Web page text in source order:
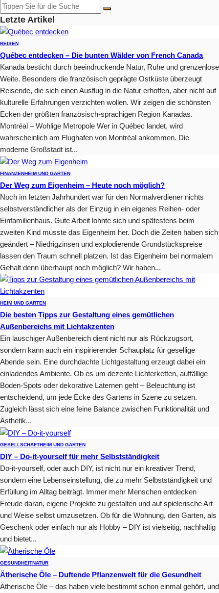
Letzte Artikel
REISEN
Québec entdecken – Die bunten Wälder von French Canada
Kanada besticht durch beeindruckende Natur, Ruhe und grenzenlose
Weite. Besonders die französisch geprägte Ostküste überzeugt
Reisende, die sich einen Ausflug in die Natur erhoffen, aber nicht auf
kulturelle Erfahrungen verzichten wollen. Wir zeigen die schönsten
Ecken der größten französisch-sprachigen Region Kanadas.
Montréal – Wohlige Metropole Wer in Québec landet, wird
wahrscheinlich am Flughafen von Montréal ankommen. Die
moderne Großstadt ist...
FINANZENHEIM UND GARTEN
Der Weg zum Eigenheim – Heute noch möglich?
Noch im letzten Jahrhundert war für den Normalverdiener nichts
selbstverständlicher als der Einzug in ein eigenes Reihen- oder
Einfamilienhaus. Gute Arbeit lohnte sich und spätestens beim
zweiten Kind musste das Eigenheim her. Doch die Zeiten haben sich
geändert – Niedrigzinsen und explodierende Grundstückspreise
lassen den Traum schnell platzen. Ist das Eigenheim bei normalem
Gehalt denn überhaupt noch möglich? Wir haben...
HEIM UND GARTEN
Die besten Tipps zur Gestaltung eines gemütlichen
Außenbereichs mit Lichtakzenten
Ein lauschiger Außenbereich dient nicht nur als Rückzugsort,
sondern kann auch ein inspirierender Schauplatz für gesellige
Abende sein. Eine durchdachte Lichtgestaltung erzeugt dabei ein
einladendes Ambiente. Ob es um dezente Lichterketten, auffällige
Boden-Spots oder dekorative Laternen geht – Beleuchtung ist
entscheidend, um jede Ecke des Gartens in Szene zu setzen.
Zugleich lässt sich eine feine Balance zwischen Funktionalität und
Ästhetik...
GESELLSCHAFTHEIM UND GARTEN
DIY – Do-it-yourself für mehr Selbstständigkeit
Do-it-yourself, oder auch DIY, ist nicht nur ein kreativer Trend,
sondern eine Lebenseinstellung, die zu mehr Selbstständigkeit und
Erfüllung im Alltag beiträgt. Immer mehr Menschen entdecken
Freude daran, eigene Projekte zu gestalten und auf spielerische Art
und Weise selbst umzusetzen. Ob für die Wohnung, den Garten, als
Geschenk oder einfach nur als Hobby – DIY ist vielseitig, nachhaltig
und bietet...
GESUNDHEITNATUR
Ätherische Öle – Duftende Pflanzenwelt für die Gesundheit
Ätherische Öle – das haben viele bestimmt schon einmal gehört, und